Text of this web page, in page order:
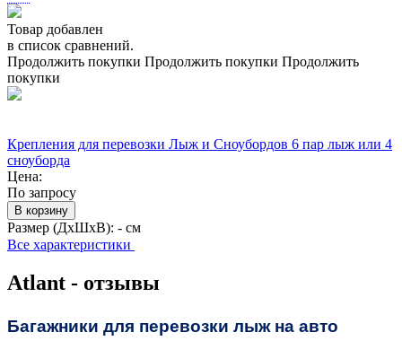
Товар добавлен
в список сравнений.
Продолжить покупки Продолжить покупки Продолжить
покупки
Крепления для перевозки Лыж и Сноубордов 6 пар лыж или 4
сноуборда
Цена:
По запросу
В корзину
Размер (ДхШхВ): - см
Все характеристики
Atlant - отзывы
Багажники для перевозки лыж на авто